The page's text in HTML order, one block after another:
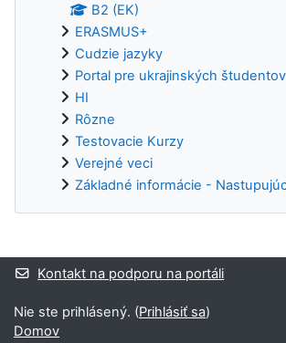
B2 (EK)
ERASMUS+
Cudzie jazyky
Portal pre ukrajinských študentov
HI
Rôzne
Testovacie Kurzy
Verejné veci
Základné informácie -
Dodatočné bloky
Kontakt na podporu na portáli
Nie ste prihlásený. (Prihlásiť sa)
Domov